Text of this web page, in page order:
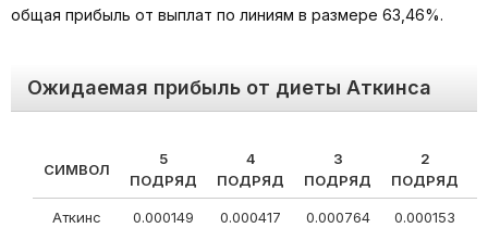
общая прибыль от выплат по линиям в размере 63,46%.
Ожидаемая прибыль от диеты Аткинса
СИМВОЛ
5
ПОДРЯД
4
ПОДРЯД
3
ПОДРЯД
2
ПОДРЯД
Аткинс
0.000149 0.000417 0.000764 0.000153